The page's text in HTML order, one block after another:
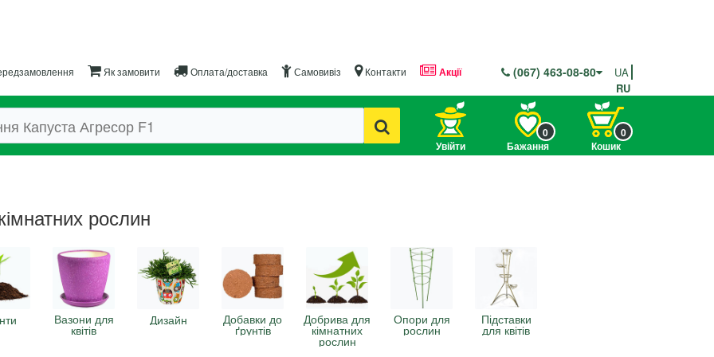
Як замовити Оплата/доставка Самовивіз Контакти Акції (067) 463-08-80
UA
RU
Увійти Бажання
0
Кошик
0
рослин
Вазони для
квітів
Дизайн Добавки до
ґрунтів
Добрива для
кімнатних
рослин
Опори для
рослин
Підставки
для квітів